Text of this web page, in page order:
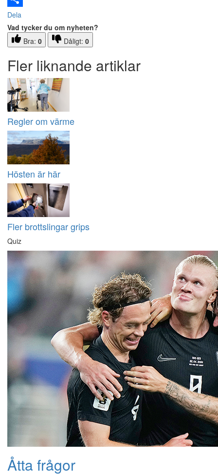
Dela
Vad tycker du om nyheten?
Bra: 0 Dåligt: 0
Fler liknande artiklar
Regler om värme
Hösten är här
Fler brottslingar grips
Quiz
Åtta frågor